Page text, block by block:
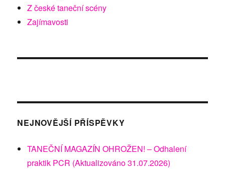
Z české taneční scény
Zajímavosti
NEJNOVĚJŠÍ PŘÍSPĚVKY
TANEČNÍ MAGAZÍN OHROŽEN! – Odhalení
praktik PCR (Aktualizováno 31.07.2026)